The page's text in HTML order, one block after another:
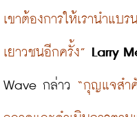
เขาต้องการให้เรานำแบ
เยาวชนอีกครั้ง” Larry
Wave กล่าว “กุญแจสำ